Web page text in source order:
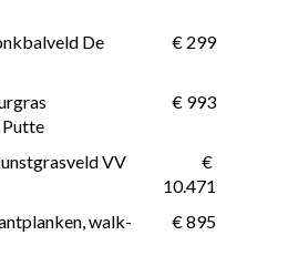
De
€ 299
€ 993
VV
10.471
walk-
€ 895